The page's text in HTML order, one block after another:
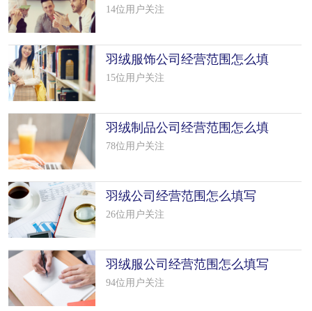
写（50个
14位用户关注
羽绒服饰公司经营范围怎么填
写（50个
15位用户关注
羽绒制品公司经营范围怎么填
写（31个
78位用户关注
羽绒公司经营范围怎么填写
（50个模板
26位用户关注
羽绒服公司经营范围怎么填写
（8个模
94位用户关注